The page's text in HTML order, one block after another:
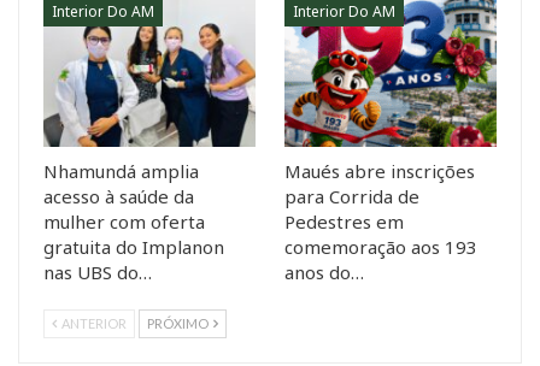
Interior Do AM
Nhamundá amplia
acesso à saúde da
mulher com oferta
gratuita do Implanon
nas UBS do…
Interior Do AM
Maués abre inscrições
para Corrida de
Pedestres em
comemoração aos 193
anos do…
ANTERIOR PRÓXIMO